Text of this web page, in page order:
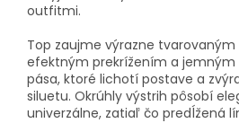
outfitmi.
Top zaujme výrazne
efektným prekrížením a jemným
pása, ktoré lichotí postave a
siluetu. Okrúhly výstrih pôsobí
univerzálne, zatiaľ čo predĺžená